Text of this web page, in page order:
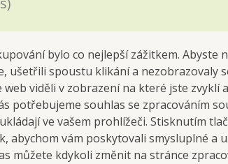
bylo co nejlepší zážitkem. Abyste
ušetřili spoustu klikání a nezobrazovaly
web viděli v zobrazení na které jste zvyklí
potřebujeme souhlas se zpracováním
ve vašem prohlížeči. Stisknutím
abychom vám poskytovali smysluplné a
můžete kdykoli změnit na stránce
prostředí.